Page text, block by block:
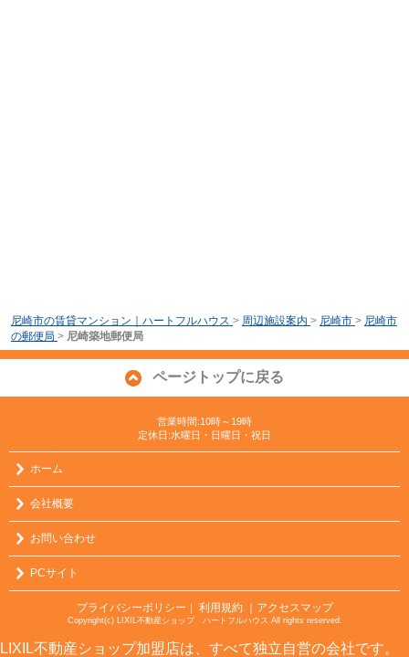
尼崎市の賃貸マンション｜ハートフルハウス > 周辺施設案内 > 尼崎市 > 尼崎市
の郵便局 > 尼崎築地郵便局
ページトップに戻る
営業時間:10時～19時
定休日:水曜日・日曜日・祝日
ホーム
会社概要
お問い合わせ
PCサイト
プライバシーポリシー ｜ 利用規約 ｜アクセスマップ
Copyright(c) LIXIL不動産ショップ ハートフルハウス All rights reserved.
LIXIL不動産ショップ加盟店は、すべて独立自営の会社です。